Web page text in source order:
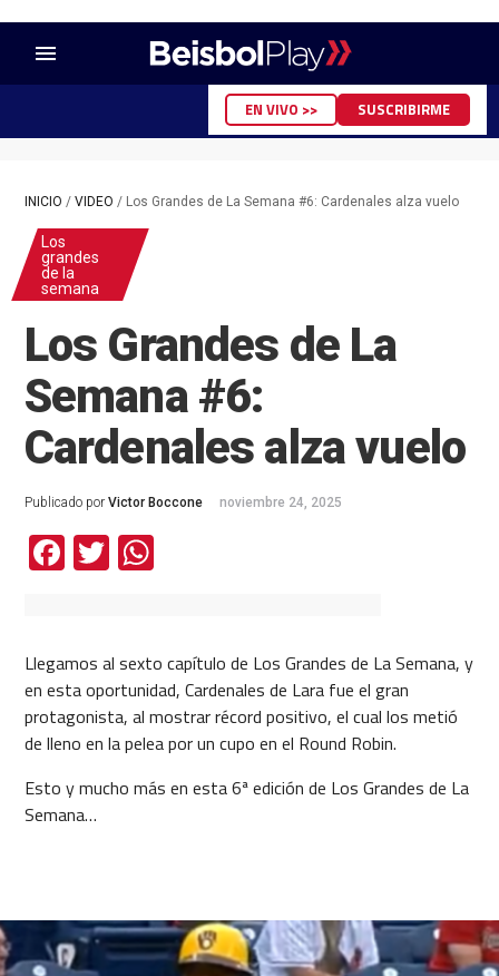
menu
EN VIVO >> SUSCRIBIRME
INICIO / VIDEO / Los Grandes de La Semana #6: Cardenales alza vuelo
Los
grandes
de la
semana
Los Grandes de La
Semana #6:
Cardenales alza vuelo
Publicado por Victor Boccone noviembre 24, 2025
Facebook
TwitterWhatsApp
Llegamos al sexto capítulo de Los Grandes de La Semana, y
en esta oportunidad, Cardenales de Lara fue el gran
protagonista, al mostrar récord positivo, el cual los metió
de lleno en la pelea por un cupo en el Round Robin.
Esto y mucho más en esta 6ª edición de Los Grandes de La
Semana…